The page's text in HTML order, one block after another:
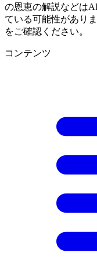
の恩恵の解説などは
ている可能性があり
をご確認ください。
コンテンツ